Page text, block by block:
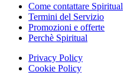
Come contattare Spiritual
Termini del Servizio
Promozioni e offerte
Perchè Spiritual
Privacy Policy
Cookie Policy